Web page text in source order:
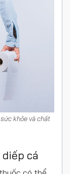
khỏe và chất
diếp cá